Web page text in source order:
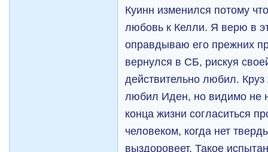
Куинн изменился потому
любовь к Келли. Я верю в
оправдываю его прежних
вернулся в СБ, рискуя
действительно любил.
любил Иден, но видимо не
конца жизни согласиться
человеком, когда нет
выздоровеет. Такое